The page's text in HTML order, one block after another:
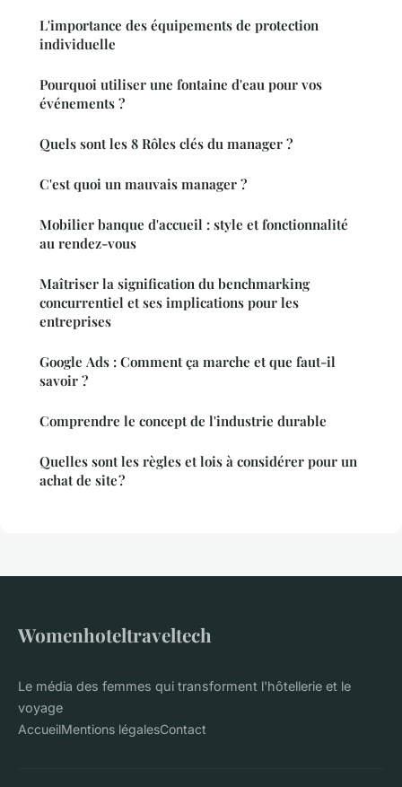
L'importance des équipements de protection
individuelle
Pourquoi utiliser une fontaine d'eau pour vos
événements ?
Quels sont les 8 Rôles clés du manager ?
C'est quoi un mauvais manager ?
Mobilier banque d'accueil : style et fonctionnalité
au rendez-vous
Maîtriser la signification du benchmarking
concurrentiel et ses implications pour les
entreprises
Google Ads : Comment ça marche et que faut-il
savoir ?
Comprendre le concept de l'industrie durable
Quelles sont les règles et lois à considérer pour un
achat de site ?
Womenhoteltraveltech
Le média des femmes qui transforment l'hôtellerie et le
voyage
AccueilMentions légalesContact